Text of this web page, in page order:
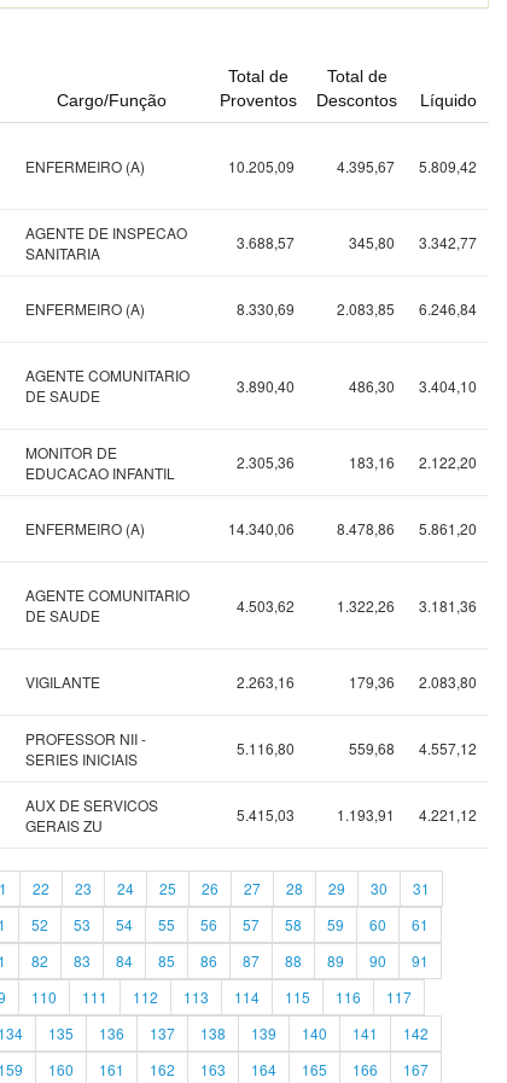
Cargo/Função
Total de
Proventos
Total de
Descontos
Líquido
ENFERMEIRO (A) 10.205,09 4.395,67 5.809,42
AGENTE DE INSPECAO
SANITARIA
3.688,57 345,80 3.342,77
ENFERMEIRO (A) 8.330,69 2.083,85 6.246,84
AGENTE COMUNITARIO
DE SAUDE
3.890,40 486,30 3.404,10
MONITOR DE
EDUCACAO INFANTIL
2.305,36 183,16 2.122,20
ENFERMEIRO (A) 14.340,06 8.478,86 5.861,20
AGENTE COMUNITARIO
DE SAUDE
4.503,62 1.322,26 3.181,36
VIGILANTE 2.263,16 179,36 2.083,80
PROFESSOR NII -
SERIES INICIAIS
5.116,80 559,68 4.557,12
AUX DE SERVICOS
GERAIS ZU
5.415,03 1.193,91 4.221,12
22 23 24 25 26 27 28 29 30
31
52 53 54 55 56 57 58 59 60
61
82 83 84 85 86 87 88 89 90
91
110 111 112 113 114 115 116
117
134 135 136 137 138 139 140 141
142
159 160 161 162 163 164 165 166 167